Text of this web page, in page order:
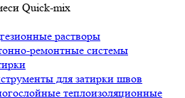
Quick-mix
растворы
ремонтные системы
для затирки швов
теплоизоляционные